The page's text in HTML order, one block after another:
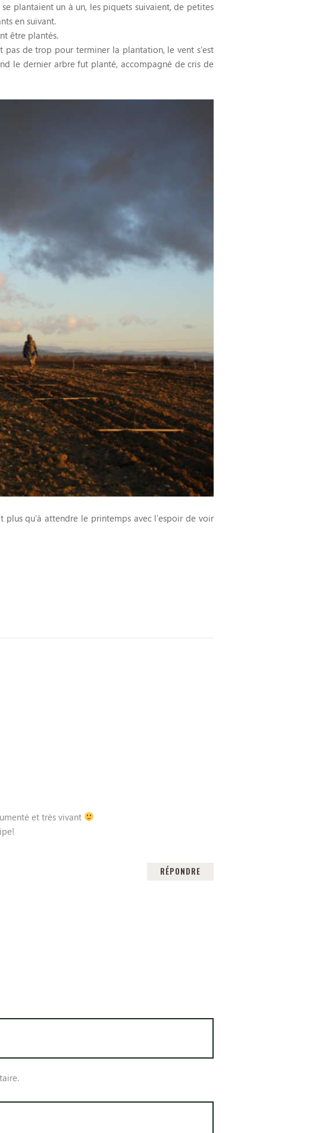
plantaient un à un, les piquets suivaient, de petites
en suivant.
être plantés.
de trop pour terminer la plantation, le vent s’est
le dernier arbre fut planté, accompagné de cris de
qu’à attendre le printemps avec l’espoir de voir
et très vivant
RÉPONDRE